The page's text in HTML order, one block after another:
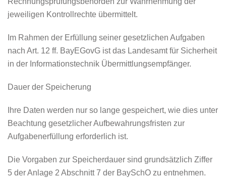
jeweiligen Kontrollrechte übermittelt.
Im Rahmen der Erfüllung seiner gesetzlichen Aufgaben
nach Art. 12 ff. BayEGovG ist das Landesamt für Sicherheit
in der Informationstechnik Übermittlungsempfänger.
Dauer der Speicherung
Ihre Daten werden nur so lange gespeichert, wie dies unter
Beachtung gesetzlicher Aufbewahrungsfristen zur
Aufgabenerfüllung erforderlich ist.
Die Vorgaben zur Speicherdauer sind grundsätzlich Ziffer
5 der Anlage 2 Abschnitt 7 der BaySchO zu entnehmen.